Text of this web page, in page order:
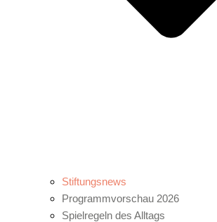
Stiftungsnews
Programmvorschau 2026
Spielregeln des Alltags